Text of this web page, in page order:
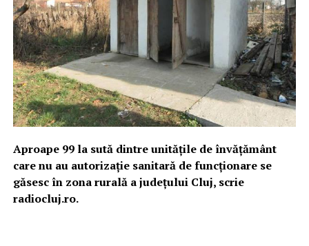
Aproape 99 la sută dintre unitățile de învățământ
care nu au autorizație sanitară de funcționare se
găsesc în zona rurală a județului Cluj, scrie
radiocluj.ro.